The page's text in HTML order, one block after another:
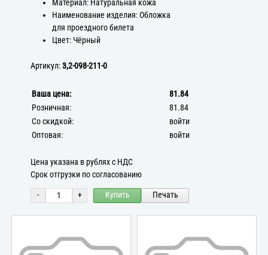
Материал: Натуральная кожа
Наименование изделия: Обложка
для проездного билета
Цвет: Чёрный
Артикул:3,2-098-211-0
Ваша цена:
81.84
Розничная:
81.84
Со скидкой:
войти
Оптовая:
войти
Цена указана в рублях с НДС
Срок отгрузки по согласованию
- + Купить Печать